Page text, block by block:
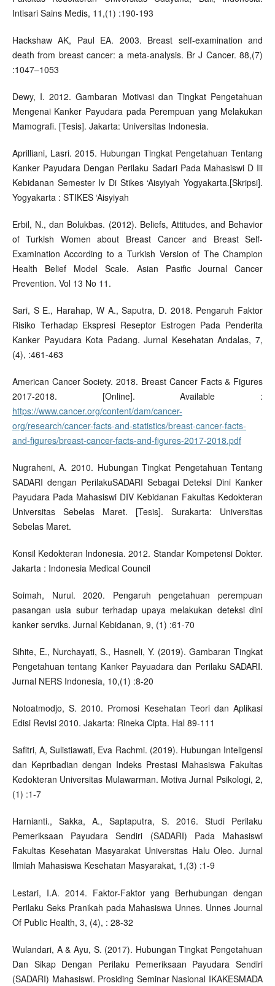
Intisari Sains Medis, 11,(1) :190-193
Hackshaw AK, Paul EA. 2003. Breast self-examination and
death from breast cancer: a meta-analysis. Br J Cancer. 88,(7)
:1047–1053
Dewy, I. 2012. Gambaran Motivasi dan Tingkat Pengetahuan
Mengenai Kanker Payudara pada Perempuan yang Melakukan
Mamografi. [Tesis]. Jakarta: Universitas Indonesia.
Aprilliani, Lasri. 2015. Hubungan Tingkat Pengetahuan Tentang
Kanker Payudara Dengan Perilaku Sadari Pada Mahasiswi D Iii
Kebidanan Semester Iv Di Stikes ‘Aisyiyah Yogyakarta.[Skripsi].
Yogyakarta : STIKES ‘Aisyiyah
Erbil, N., dan Bolukbas. (2012). Beliefs, Attitudes, and Behavior
of Turkish Women about Breast Cancer and Breast Self-
Examination According to a Turkish Version of The Champion
Health Belief Model Scale. Asian Pasific Journal Cancer
Prevention. Vol 13 No 11.
Sari, S E., Harahap, W A., Saputra, D. 2018. Pengaruh Faktor
Risiko Terhadap Ekspresi Reseptor Estrogen Pada Penderita
Kanker Payudara Kota Padang. Jurnal Kesehatan Andalas, 7,
(4), :461-463
American Cancer Society. 2018. Breast Cancer Facts & Figures
2017-2018. [Online]. Available :
https://www.cancer.org/content/dam/cancer-
org/research/cancer-facts-and-statistics/breast-cancer-facts-
and-figures/breast-cancer-facts-and-figures-2017-2018.pdf
Nugraheni, A. 2010. Hubungan Tingkat Pengetahuan Tentang
SADARI dengan PerilakuSADARI Sebagai Deteksi Dini Kanker
Payudara Pada Mahasiswi DIV Kebidanan Fakultas Kedokteran
Universitas Sebelas Maret. [Tesis]. Surakarta: Universitas
Sebelas Maret.
Konsil Kedokteran Indonesia. 2012. Standar Kompetensi Dokter.
Jakarta : Indonesia Medical Council
Soimah, Nurul. 2020. Pengaruh pengetahuan perempuan
pasangan usia subur terhadap upaya melakukan deteksi dini
kanker serviks. Jurnal Kebidanan, 9, (1) :61-70
Sihite, E., Nurchayati, S., Hasneli, Y. (2019). Gambaran Tingkat
Pengetahuan tentang Kanker Payuadara dan Perilaku SADARI.
Jurnal NERS Indonesia, 10,(1) :8-20
Notoatmodjo, S. 2010. Promosi Kesehatan Teori dan Aplikasi
Edisi Revisi 2010. Jakarta: Rineka Cipta. Hal 89-111
Safitri, A, Sulistiawati, Eva Rachmi. (2019). Hubungan Inteligensi
dan Kepribadian dengan Indeks Prestasi Mahasiswa Fakultas
Kedokteran Universitas Mulawarman. Motiva Jurnal Psikologi, 2,
(1) :1-7
Harnianti., Sakka, A., Saptaputra, S. 2016. Studi Perilaku
Pemeriksaan Payudara Sendiri (SADARI) Pada Mahasiswi
Fakultas Kesehatan Masyarakat Universitas Halu Oleo. Jurnal
Ilmiah Mahasiswa Kesehatan Masyarakat, 1,(3) :1-9
Lestari, I.A. 2014. Faktor-Faktor yang Berhubungan dengan
Perilaku Seks Pranikah pada Mahasiswa Unnes. Unnes Journal
Of Public Health, 3, (4), : 28-32
Wulandari, A & Ayu, S. (2017). Hubungan Tingkat Pengetahuan
Dan Sikap Dengan Perilaku Pemeriksaan Payudara Sendiri
(SADARI) Mahasiswi. Prosiding Seminar Nasional IKAKESMADA